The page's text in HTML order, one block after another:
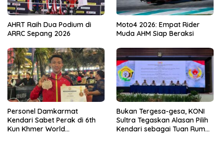
AHRT Raih Dua Podium di
ARRC Sepang 2026
Moto4 2026: Empat Rider
Muda AHM Siap Beraksi
Personel Damkarmat
Kendari Sabet Perak di 6th
Kun Khmer World
Bukan Tergesa-gesa, KONI
Sultra Tegaskan Alasan Pilih
Kendari sebagai Tuan Rumah